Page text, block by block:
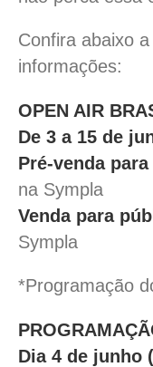
Confira abaixo
informações:
OPEN AIR
De 3 a 15 de
Pré-venda
na Sympla
Venda para
Sympla
*Programação
Dia 4 de junho